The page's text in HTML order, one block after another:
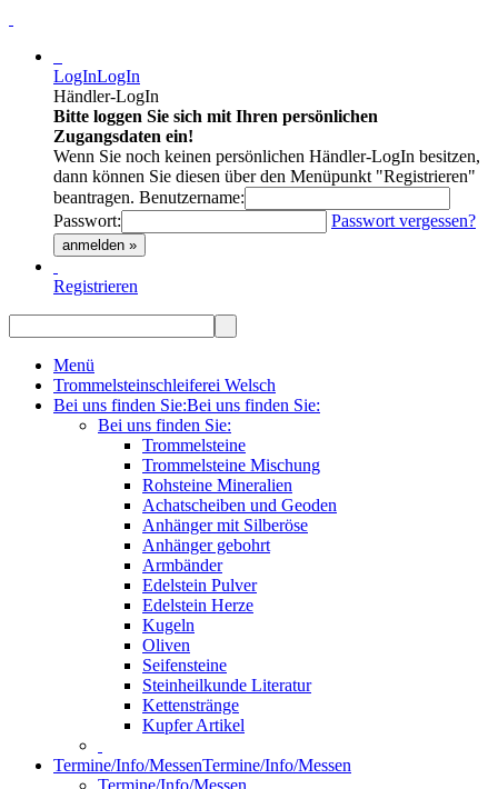
LogInLogIn
Händler-LogIn
Bitte loggen Sie sich mit Ihren persönlichen
Zugangsdaten ein!
Wenn Sie noch keinen persönlichen Händler-LogIn besitzen,
dann können Sie diesen über den Menüpunkt "Registrieren"
beantragen. Benutzername:
Passwort:
Passwort vergessen?
anmelden »
Registrieren
Menü
Trommelsteinschleiferei Welsch
Bei uns finden Sie:Bei uns finden Sie:
Bei uns finden Sie:
Trommelsteine
Trommelsteine Mischung
Rohsteine Mineralien
Achatscheiben und Geoden
Anhänger mit Silberöse
Anhänger gebohrt
Armbänder
Edelstein Pulver
Edelstein Herze
Kugeln
Oliven
Seifensteine
Steinheilkunde Literatur
Kettenstränge
Kupfer Artikel
Termine/Info/MessenTermine/Info/Messen
Termine/Info/Messen